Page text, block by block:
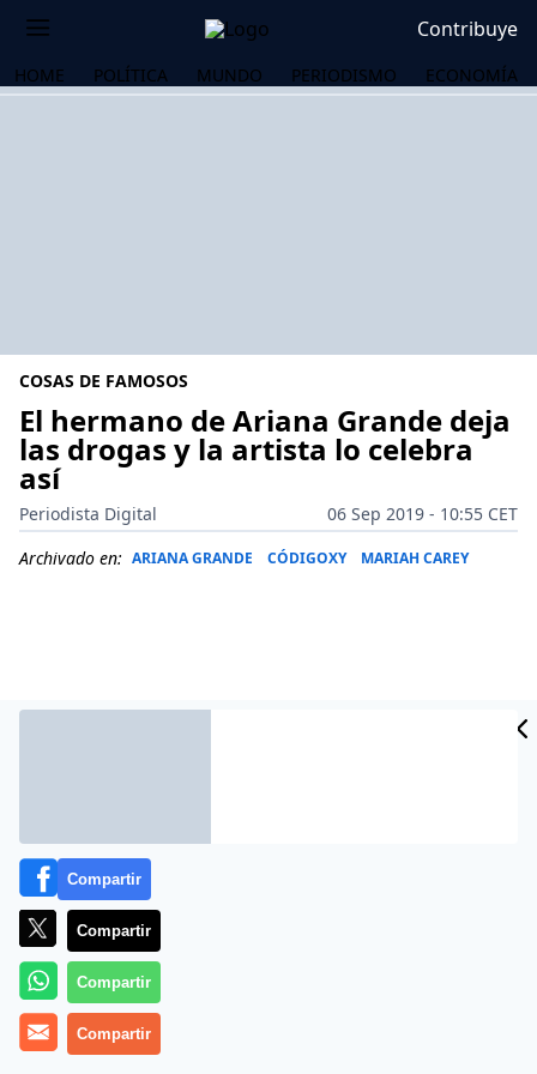
Contribuye
HOME POLÍTICA MUNDO PERIODISMO ECONOMÍA
COSAS DE FAMOSOS
El hermano de Ariana Grande deja
las drogas y la artista lo celebra
así
Periodista Digital
06 Sep 2019 - 10:55 CET
Archivado en: ARIANA GRANDE CÓDIGOXY MARIAH CAREY
Más información
Compartir
Compartir
Compartir
Compartir